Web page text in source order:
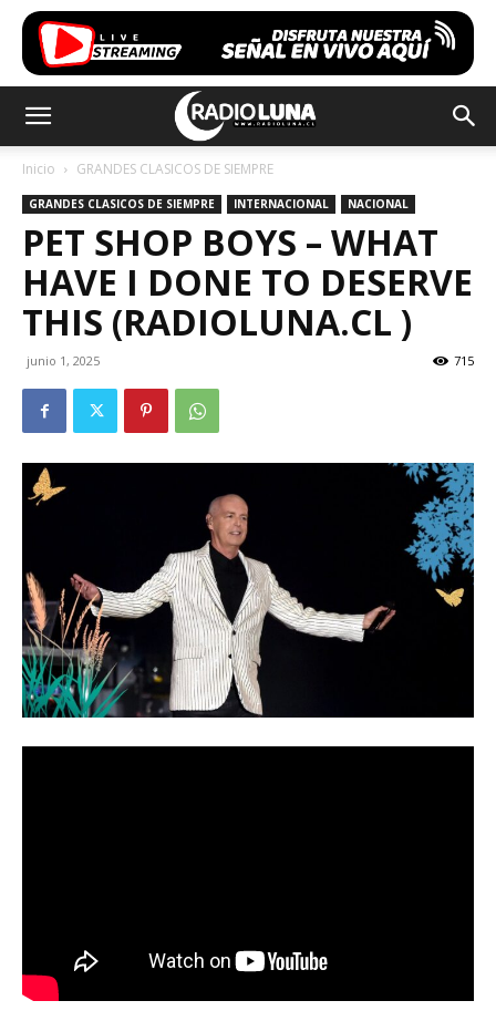
Inicio GRANDES CLASICOS DE SIEMPRE
GRANDES CLASICOS DE SIEMPRE INTERNACIONAL NACIONAL
PET SHOP BOYS – WHAT
HAVE I DONE TO DESERVE
THIS (RADIOLUNA.CL )
junio 1, 2025 715